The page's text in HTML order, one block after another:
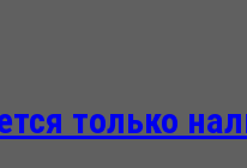
только